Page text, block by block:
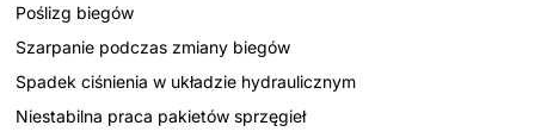
Poślizg biegów
Szarpanie podczas zmiany biegów
Spadek ciśnienia w układzie hydraulicznym
Niestabilna praca pakietów sprzęgieł